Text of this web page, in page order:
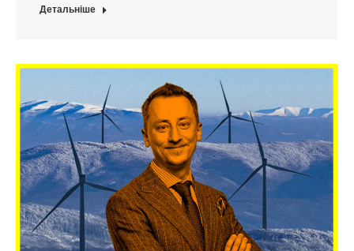
Детальніше